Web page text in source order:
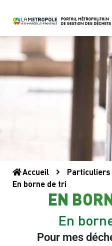
Accueil Particuliers
En borne de tri
EN
En
Pour mes